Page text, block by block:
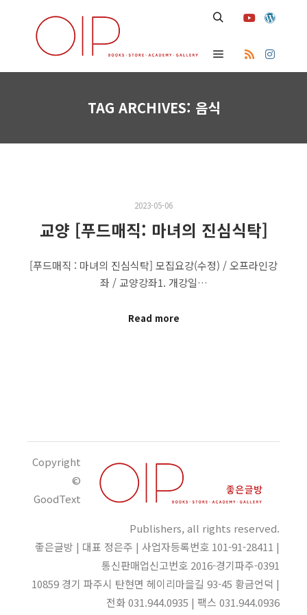
Main menu
TAG ARCHIVES: 음식
2023-05-06
교양 [푸드매직: 마녀의 진심식탁]
[푸드매직 : 마녀의 진심식탁] 모집요강(수정) / 오프라인강
좌 / 교양강좌1. 개강일…
Read more
Copyright
©
GoodText
Publishers, all rights reserved.
좋은글방 | 대표 정은주 | 사업자등록번호 101-91-28411 |
통신판매업신고번호 2016-경기파주-0391
10859 경기 파주시 탄현면 헤이리마을길 93-45 황금언덕 |
전화 031.944.0935 | 팩스 031.944.0936